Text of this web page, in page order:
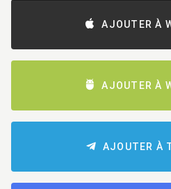
AJOUTER À
AJOUTER À
AJOUTER À